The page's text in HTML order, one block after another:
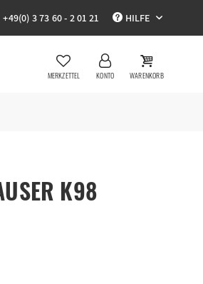
+49(0) 3 73 60 - 2 01 21 HILFE
MERKZETTEL KONTO WARENKORB
K98